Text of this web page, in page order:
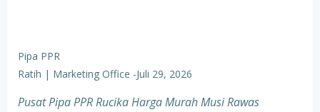
Pipa PPR
Ratih | Marketing Office -Juli 29, 2026
Pusat Pipa PPR Rucika Harga Murah Musi Rawas